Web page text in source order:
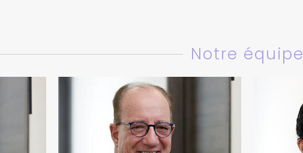
Notre équipe